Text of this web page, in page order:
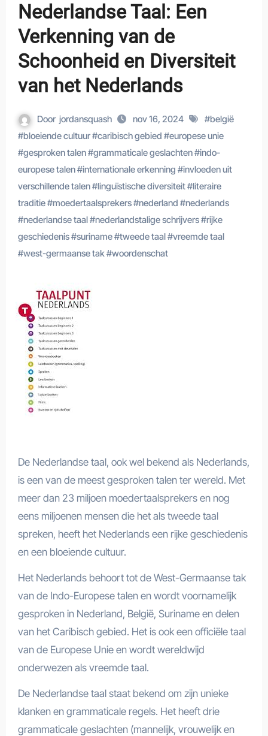
Nederlandse Taal: Een
Verkenning van de
Schoonheid en Diversiteit
van het Nederlands
Door jordansquash nov 16, 2024 #belgië
#bloeiende cultuur#caribisch gebied #europese unie
#gesproken talen#grammaticale geslachten#indo-
europese talen#internationale erkenning #invloeden uit
verschillende talen#linguïstische diversiteit#literaire
traditie#moedertaalsprekers#nederland #nederlands
#nederlandse taal#nederlandstalige schrijvers#rijke
geschiedenis#suriname#tweede taal#vreemde taal
#west-germaanse tak#woordenschat
De Nederlandse taal, ook wel bekend als Nederlands,
is een van de meest gesproken talen ter wereld. Met
meer dan 23 miljoen moedertaalsprekers en nog
eens miljoenen mensen die het als tweede taal
spreken, heeft het Nederlands een rijke geschiedenis
en een bloeiende cultuur.
Het Nederlands behoort tot de West-Germaanse tak
van de Indo-Europese talen en wordt voornamelijk
gesproken in Nederland, België, Suriname en delen
van het Caribisch gebied. Het is ook een officiële taal
van de Europese Unie en wordt wereldwijd
onderwezen als vreemde taal.
De Nederlandse taal staat bekend om zijn unieke
klanken en grammaticale regels. Het heeft drie
grammaticale geslachten (mannelijk, vrouwelijk en